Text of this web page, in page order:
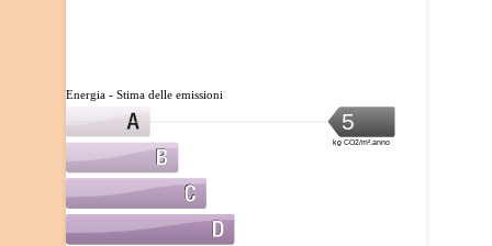
Energia - Stima delle emissioni
5
kg CO2/m².anno